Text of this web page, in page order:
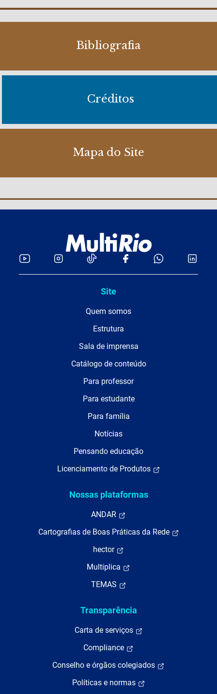
Bibliografia
Créditos
Mapa do Site
Site
Quem somos
Estrutura
Sala de imprensa
Catálogo de conteúdo
Para professor
Para estudante
Para família
Notícias
Pensando educação
Licenciamento de Produtos
Nossas plataformas
ANDAR
Cartografias de Boas Práticas da Rede
hector
Multiplica
TEMAS
Transparência
Carta de serviços
Compliance
Conselho e órgãos colegiados
Políticas e normas